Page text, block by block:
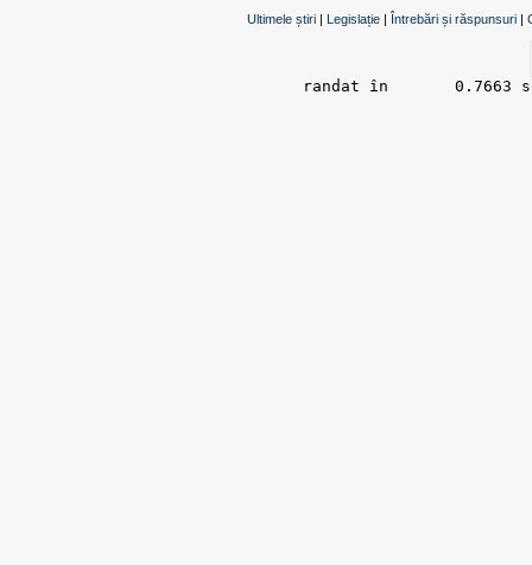
Ultimele știri | Legislație | Întrebări și răspunsuri |
randat în